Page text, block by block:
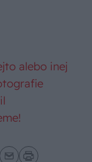
alebo inej